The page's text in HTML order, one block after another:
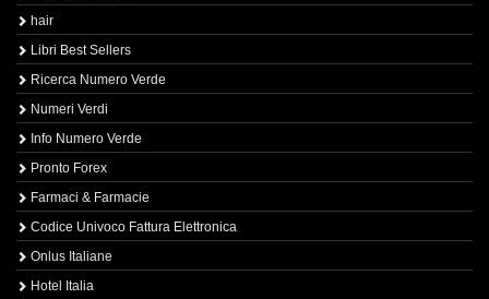
hair
Libri Best Sellers
Ricerca Numero Verde
Numeri Verdi
Info Numero Verde
Pronto Forex
Farmaci & Farmacie
Codice Univoco Fattura Elettronica
Onlus Italiane
Hotel Italia